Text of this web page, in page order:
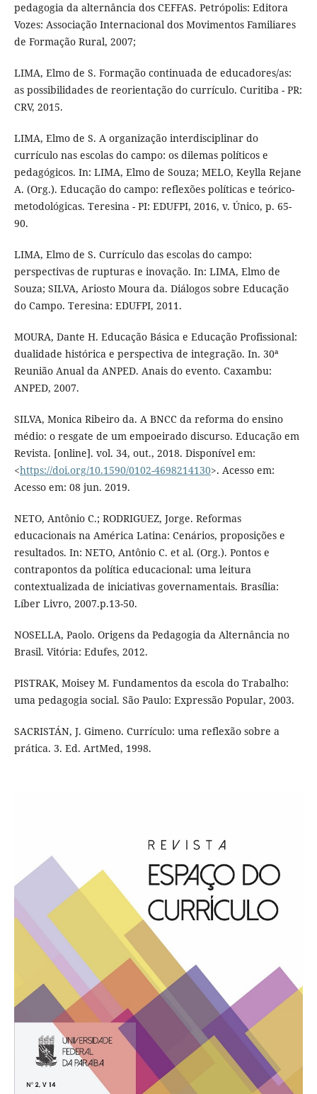
pedagogia da alternância dos CEFFAS. Petrópolis: Editora
Vozes: Associação Internacional dos Movimentos Familiares
de Formação Rural, 2007;
LIMA, Elmo de S. Formação continuada de educadores/as:
as possibilidades de reorientação do currículo. Curitiba - PR:
CRV, 2015.
LIMA, Elmo de S. A organização interdisciplinar do
currículo nas escolas do campo: os dilemas políticos e
pedagógicos. In: LIMA, Elmo de Souza; MELO, Keylla Rejane
A. (Org.). Educação do campo: reflexões políticas e teórico-
metodológicas. Teresina - PI: EDUFPI, 2016, v. Único, p. 65-
90.
LIMA, Elmo de S. Currículo das escolas do campo:
perspectivas de rupturas e inovação. In: LIMA, Elmo de
Souza; SILVA, Ariosto Moura da. Diálogos sobre Educação
do Campo. Teresina: EDUFPI, 2011.
MOURA, Dante H. Educação Básica e Educação Profissional:
dualidade histórica e perspectiva de integração. In. 30ª
Reunião Anual da ANPED. Anais do evento. Caxambu:
ANPED, 2007.
SILVA, Monica Ribeiro da. A BNCC da reforma do ensino
médio: o resgate de um empoeirado discurso. Educação em
Revista. [online]. vol. 34, out., 2018. Disponível em:
<https://doi.org/10.1590/0102-4698214130>. Acesso em:
Acesso em: 08 jun. 2019.
NETO, Antônio C.; RODRIGUEZ, Jorge. Reformas
educacionais na América Latina: Cenários, proposições e
resultados. In: NETO, Antônio C. et al. (Org.). Pontos e
contrapontos da política educacional: uma leitura
contextualizada de iniciativas governamentais. Brasília:
Líber Livro, 2007.p.13-50.
NOSELLA, Paolo. Origens da Pedagogia da Alternância no
Brasil. Vitória: Edufes, 2012.
PISTRAK, Moisey M. Fundamentos da escola do Trabalho:
uma pedagogia social. São Paulo: Expressão Popular, 2003.
SACRISTÁN, J. Gimeno. Currículo: uma reflexão sobre a
prática. 3. Ed. ArtMed, 1998.